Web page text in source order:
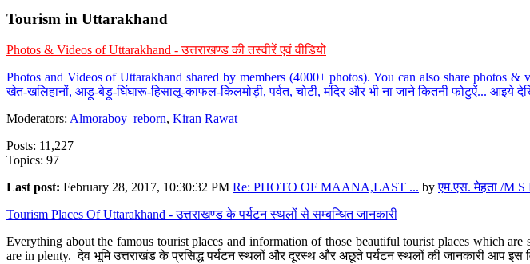
Tourism in Uttarakhand
Photos & Videos of Uttarakhand - उत्तराखण्ड की तस्वीरें एवं वीडियो
Photos and Videos of Uttarakhand shared by members (4000+ photos). You can also share photos
खेत-खलिहानों, आड़ू-बेड़ू-घिंघारू-हिसालू-काफल-किलमोड़ी, पर्वत, चोटी, मंदिर और भी ना जाने कितनी फोटुऐं... आइये
Moderators: Almoraboy_reborn, Kiran Rawat
Posts: 11,227
Topics: 97
Last post: February 28, 2017, 10:30:32 PM Re: PHOTO OF MAANA,LAST ... byएम.एस. मेहता /M S
Tourism Places Of Uttarakhand - उत्तराखण्ड के पर्यटन स्थलों से सम्बन्धित जानकारी
Everything about the famous tourist places and information of those beautiful tourist places which
are in plenty. देव भूमि उत्तराखंड के प्रसिद्ध पर्यटन स्थलों और दूरस्थ और अछूते पर्यटन स्थलों की जानकारी